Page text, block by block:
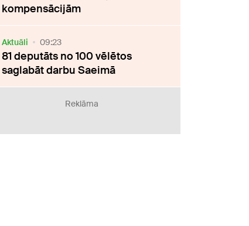
kompensācijām
Aktuāli 09:23
81 deputāts no 100 vēlētos
saglabāt darbu Saeimā
Reklāma